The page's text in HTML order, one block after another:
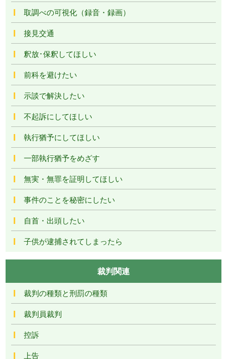
取調べの可視化（録音・録画）
接見交通
釈放･保釈してほしい
前科を避けたい
示談で解決したい
不起訴にしてほしい
執行猶予にしてほしい
一部執行猶予をめざす
無実・無罪を証明してほしい
事件のことを秘密にしたい
自首・出頭したい
子供が逮捕されてしまったら
裁判関連
裁判の種類と刑罰の種類
裁判員裁判
控訴
上告